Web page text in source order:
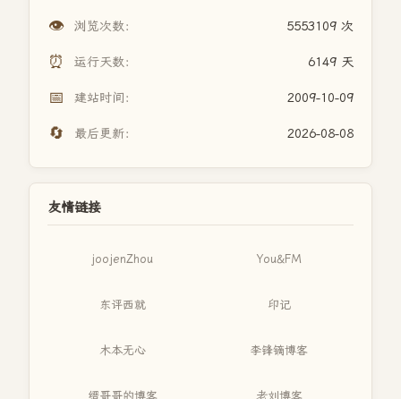
👁️ 浏览次数： 5553109 次
⏰ 运行天数： 6149 天
📅 建站时间： 2009-10-09
🔄 最后更新： 2026-08-08
友情链接
joojenZhou You&FM
东评西就 印记
木本无心 李锋镝博客
缙哥哥的博客 老刘博客